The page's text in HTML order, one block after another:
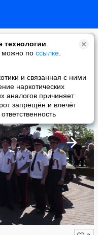
технологии
можно по ссылке
и связанная с ними
наркотических
аналогов причиняет
запрещён и влечёт